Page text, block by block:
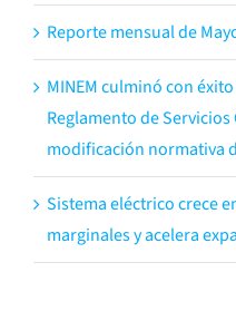
Reporte mensual de
MINEM culminó con
Reglamento de
modificación normativa
Sistema eléctrico crece
marginales y acelera